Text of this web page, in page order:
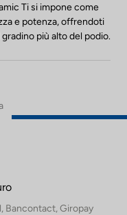
Ti si impone come
e potenza, offrendoti
più alto del podio.
Bancontact, Giropay